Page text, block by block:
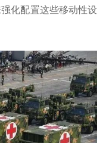
化配置这些移动性设